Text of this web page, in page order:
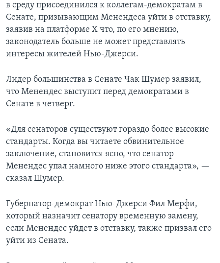
в среду присоединился к коллегам-демократам в
Сенате, призывающим Менендеса уйти в отставку,
заявив на платформе X что, по его мнению,
законодатель больше не может представлять
интересы жителей Нью-Джерси.
Лидер большинства в Сенате Чак Шумер заявил,
что Менендес выступит перед демократами в
Сенате в четверг.
«Для сенаторов существуют гораздо более высокие
стандарты. Когда вы читаете обвинительное
заключение, становится ясно, что сенатор
Менендес упал намного ниже этого стандарта», —
сказал Шумер.
Губернатор-демократ Нью-Джерси Фил Мерфи,
который назначит сенатору временную замену,
если Менендес уйдет в отставку, также призвал его
уйти из Сената.